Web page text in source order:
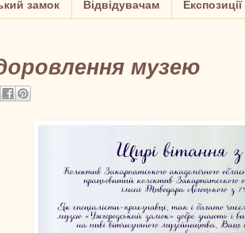
замок Відвідувачам Експозиції
музею